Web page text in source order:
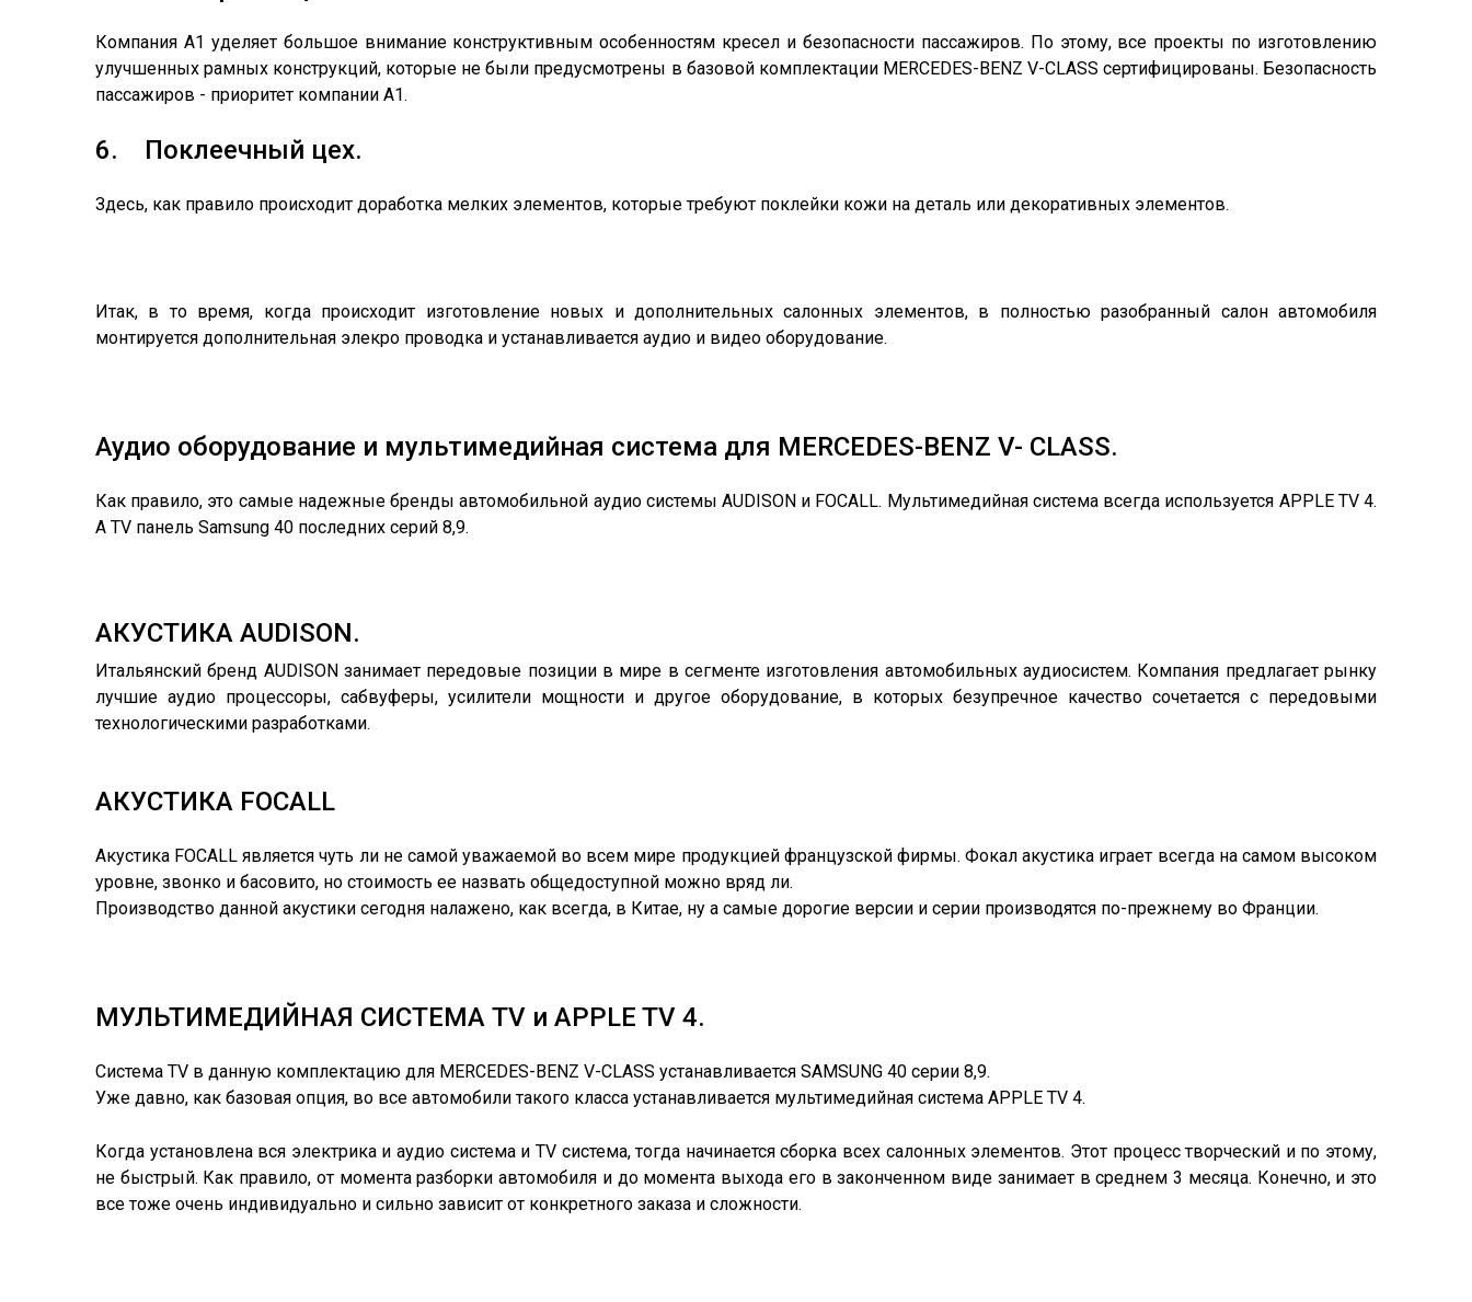
Компания А1 уделяет большое внимание конструктивным особенностям кресел и безопасности пассажиров. По этому, все проекты по изготовлению
улучшенных рамных конструкций, которые не были предусмотрены в базовой комплектации MERCEDES-BENZ V-CLASS сертифицированы. Безопасность
пассажиров - приоритет компании А1.
6. Поклеечный цех.
Здесь, как правило происходит доработка мелких элементов, которые требуют поклейки кожи на деталь или декоративных элементов.
Итак, в то время, когда происходит изготовление новых и дополнительных салонных элементов, в полностью разобранный салон автомобиля
монтируется дополнительная элекро проводка и устанавливается аудио и видео оборудование.
Аудио оборудование и мультимедийная система для MERCEDES-BENZ V- CLASS.
Как правило, это самые надежные бренды автомобильной аудио системы AUDISON и FOCALL. Мультимедийная система всегда используется APPLE TV 4.
А TV панель Samsung 40 последних серий 8,9.
АКУСТИКА AUDISON.
Итальянский бренд AUDISON занимает передовые позиции в мире в сегменте изготовления автомобильных аудиосистем. Компания предлагает рынку
лучшие аудио процессоры, сабвуферы, усилители мощности и другое оборудование, в которых безупречное качество сочетается с передовыми
технологическими разработками.
АКУСТИКА FOCALL
Акустика FOCALL является чуть ли не самой уважаемой во всем мире продукцией французской фирмы. Фокал акустика играет всегда на самом высоком
уровне, звонко и басовито, но стоимость ее назвать общедоступной можно вряд ли.
Производство данной акустики сегодня налажено, как всегда, в Китае, ну а самые дорогие версии и серии производятся по-прежнему во Франции.
МУЛЬТИМЕДИЙНАЯ СИСТЕМА TV и APPLE TV 4.
Система TV в данную комплектацию для MERCEDES-BENZ V-CLASS устанавливается SAMSUNG 40 серии 8,9.
Уже давно, как базовая опция, во все автомобили такого класса устанавливается мультимедийная система APPLE TV 4.
Когда установлена вся электрика и аудио система и TV система, тогда начинается сборка всех салонных элементов. Этот процесс творческий и по этому,
не быстрый. Как правило, от момента разборки автомобиля и до момента выхода его в законченном виде занимает в среднем 3 месяца. Конечно, и это
все тоже очень индивидуально и сильно зависит от конкретного заказа и сложности.